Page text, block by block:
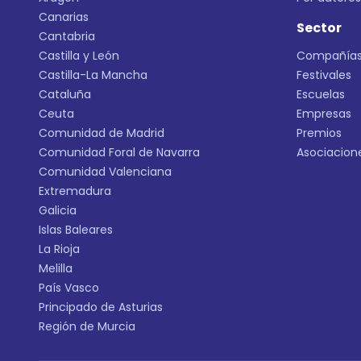
Canarias
Cantabria
Castilla y León
Castilla-La Mancha
Cataluña
Ceuta
Comunidad de Madrid
Comunidad Foral de Navarra
Comunidad Valenciana
Extremadura
Galicia
Islas Baleares
La Rioja
Melilla
País Vasco
Principado de Asturias
Región de Murcia
Sector
Festivales
Escuelas
Empresas
Premios